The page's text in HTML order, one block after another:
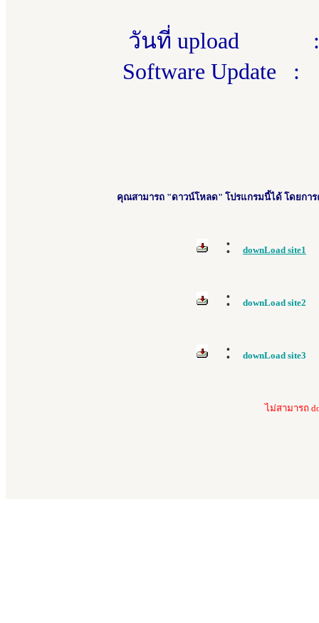
วันที่ upload :
Software Update :
คุณสามารถ "ดาวน์โหลด" โปรแกรมนี้ได้ โดยกา
: downLoad site1
: downLoad site2
: downLoad site3
ไม่สามารถ